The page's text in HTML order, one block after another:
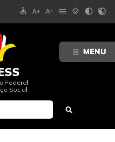
MENU
accessible text_increase text_decrease menu layers contrast contrast_rtl_off
Federal
Social